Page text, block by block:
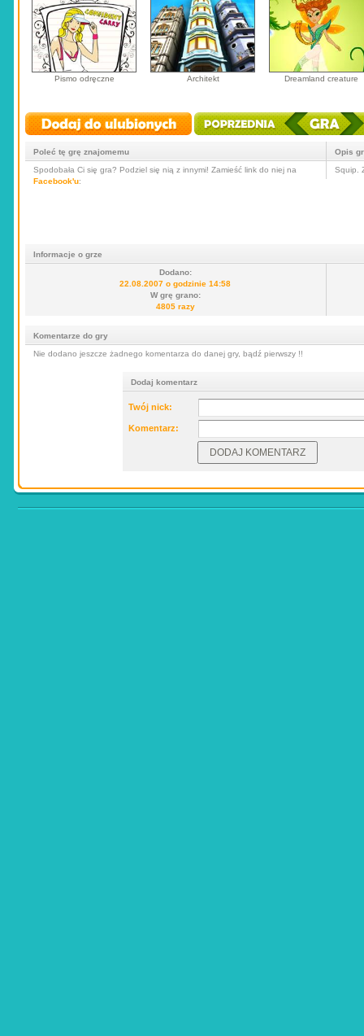
Pismo odręczne Architekt Dreamland creature
Poleć tę grę znajomemu
Spodobała Ci się gra? Podziel się nią z innymi! Zamieść link do niej na
Facebook'u:
Opis
Squip.
Informacje o grze
Dodano:
22.08.2007 o godzinie 14:58
W grę grano:
4805 razy
Komentarze do gry
Nie dodano jeszcze żadnego komentarza do danej gry, bądź pierwszy !!
Dodaj komentarz
Twój nick:
Komentarz: